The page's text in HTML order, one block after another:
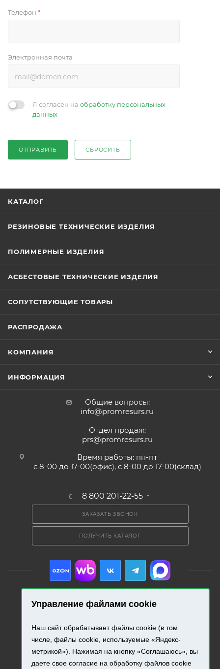
Управление файлами cookie
Наш сайт обрабатывает файлы cookie (в том
числе, файлы cookie, используемые «Яндекс-
метрикой»). Нажимая на кнопку «Соглашаюсь», вы
даете свое согласие на обработку файлов cookie
Телефон *
Электронная почта
Я согласен на обработку персональных
данных
ОТПРАВИТЬ СБРОСИТЬ
КАТАЛОГ
РЕЗИНОВЫЕ ТЕХНИЧЕСКИЕ ИЗДЕЛИЯ
ПОЛИМЕРНЫЕ ИЗДЕЛИЯ
АСБЕСТОВЫЕ ТЕХНИЧЕСКИЕ ИЗДЕЛИЯ
СОПУТСТВУЮЩИЕ ТОВАРЫ
РАСПРОДАЖА
КОМПАНИЯ
ИНФОРМАЦИЯ
Общие вопросы:
info@promresurs.ru
Отдел продаж:
prs@promresurs.ru
Время работы: пн-пт
с 8-00 до 17-00(офис), с 8-00 до 17-00(склад)
8 800 201-22-55
ЗАКАЗАТЬ ЗВОНОК
ПОЛУЧИТЬ КАТАЛОГ
Разработка и продвижение сайта.